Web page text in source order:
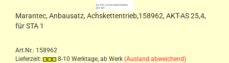
Marantec, Anbausatz, Achskettentrieb,158962, AKT-AS 25,4,
für STA 1
Art.Nr.: 158962
Lieferzeit:
8-10 Werktage, ab Werk (Ausland abweichend)